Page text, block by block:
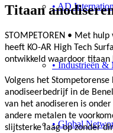
• AD
• Industrieën &
• Global
Titaan
STOMPETOREN • Met
heeft KO-AR High Tech
ontwikkeld waardoor titaan
Volgens het
anodiseerbedrijf in de
van het anodiseren is
andere metalen te
slijtsterke laag op zonder